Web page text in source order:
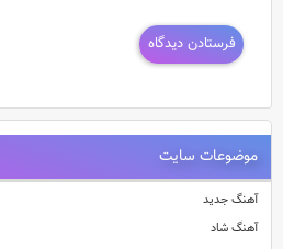
موضوعات سایت
آهنگ جدید
آهنگ شاد